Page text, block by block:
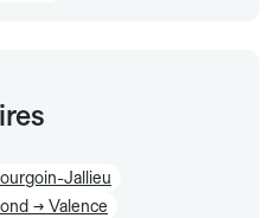
Jallieu
→ Valence